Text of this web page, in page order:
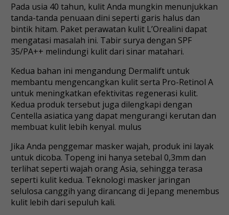
Pada usia 40 tahun, kulit Anda mungkin menunjukkan
tanda-tanda penuaan dini seperti garis halus dan
bintik hitam. Paket perawatan kulit L’Orealini dapat
mengatasi masalah ini. Tabir surya dengan SPF
35/PA++ melindungi kulit dari sinar matahari.
Kedua bahan ini mengandung Dermalift untuk
membantu mengencangkan kulit serta Pro-Retinol A
untuk meningkatkan efektivitas regenerasi kulit.
Kedua produk tersebut juga dilengkapi dengan
Centella asiatica yang dapat mengurangi kerutan dan
membuat kulit lebih kenyal. mulus
Jika Anda penggemar masker wajah, produk ini layak
untuk dicoba. Topeng ini hanya setebal 0,3mm dan
terlihat seperti wajah orang Asia, sehingga terasa
seperti kulit kedua. Teknologi masker jaringan
selulosa canggih yang dirancang di Jepang menembus
kulit lebih dari sepuluh kali.